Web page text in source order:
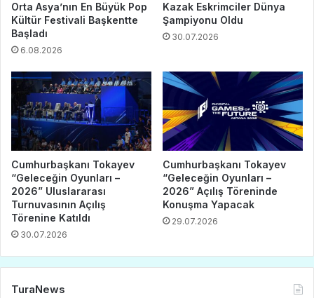
Orta Asya’nın En Büyük Pop
Kültür Festivali Başkentte
Başladı
6.08.2026
Kazak Eskrimciler Dünya
Şampiyonu Oldu
30.07.2026
Cumhurbaşkanı Tokayev
“Geleceğin Oyunları –
2026” Uluslararası
Turnuvasının Açılış
Törenine Katıldı
30.07.2026
Cumhurbaşkanı Tokayev
“Geleceğin Oyunları –
2026” Açılış Töreninde
Konuşma Yapacak
29.07.2026
TuraNews